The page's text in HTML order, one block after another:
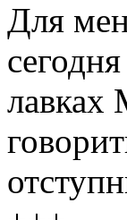
Для
лавках